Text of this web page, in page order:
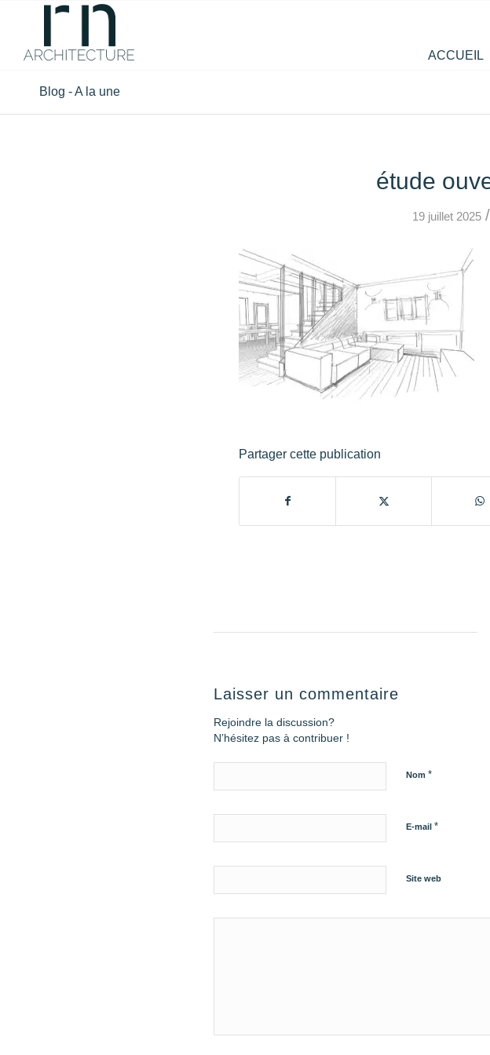
ACCUEIL
Blog - A la une
étude
19 juillet 2025 /
Partager cette publication
Laisser un commentaire
Rejoindre la discussion?
N’hésitez pas à contribuer !
Nom *
E-mail *
Site web